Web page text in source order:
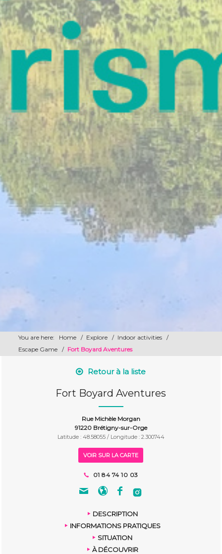
You are here: Home / Explore / Indoor activities
/
Escape Game
/ Fort Boyard Aventures
Retour à la liste
Fort Boyard Aventures
Rue Michèle Morgan
91220 Brétigny-sur-Orge
Latitude : 48.58055 / Longitude : 2.300744
VOIR SUR LA CARTE
01 84 74 10 03
DESCRIPTION
INFORMATIONS PRATIQUES
SITUATION
À DÉCOUVRIR